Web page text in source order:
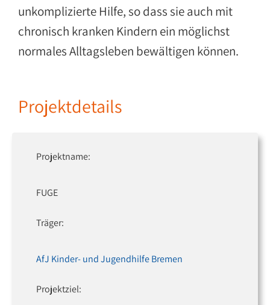
unkomplizierte Hilfe, so dass sie auch mit
chronisch kranken Kindern ein möglichst
normales Alltagsleben bewältigen können.
Projektdetails
Projektname:
FUGE
Träger:
AfJ Kinder- und Jugendhilfe Bremen
Projektziel: